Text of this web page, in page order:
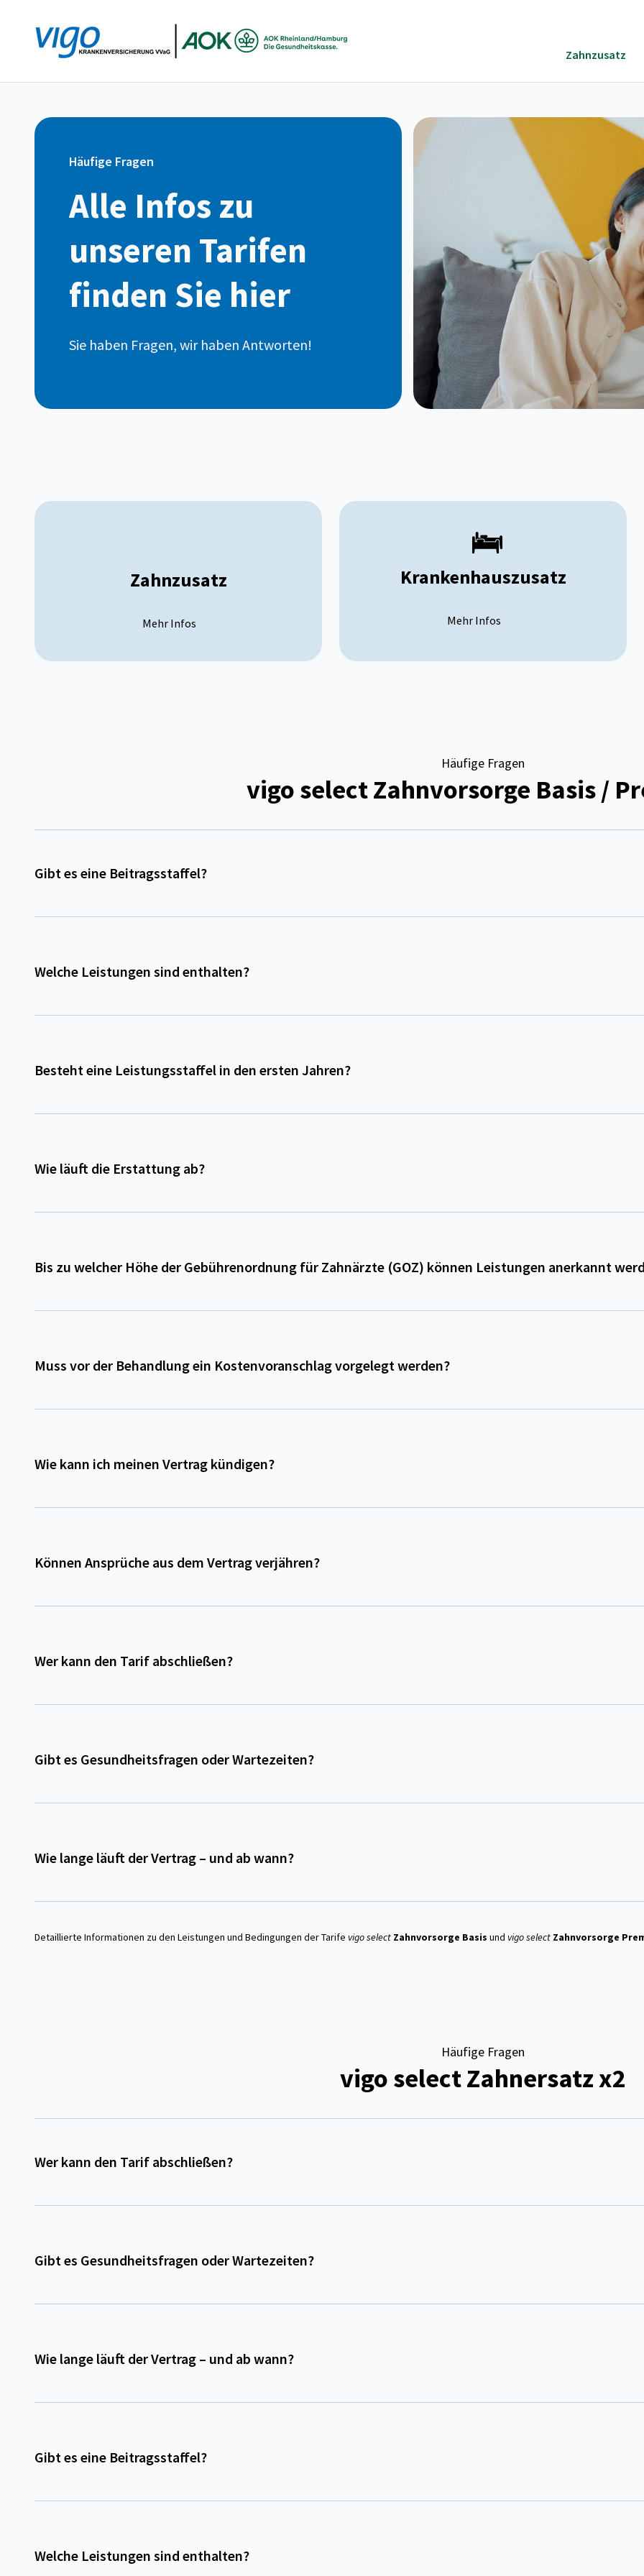
springen
Zahnzusatz
Häufige Fragen
Alle Infos zu
unseren Tarifen
finden Sie hier
Sie haben Fragen, wir haben Antworten!
Zahnzusatz
Mehr Infos
Krankenhauszusatz
Mehr Infos
Häufige Fragen
vigo select Zahnvorsorge Basis /
Gibt es eine Beitragsstaffel?
Welche Leistungen sind enthalten?
Besteht eine Leistungsstaffel in den ersten Jahren?
Wie läuft die Erstattung ab?
Bis zu welcher Höhe der Gebührenordnung für Zahnärzte (GOZ) können Leistungen anerkannt
Muss vor der Behandlung ein Kostenvoranschlag vorgelegt werden?
Wie kann ich meinen Vertrag kündigen?
Können Ansprüche aus dem Vertrag verjähren?
Wer kann den Tarif abschließen?
Gibt es Gesundheitsfragen oder Wartezeiten?
Wie lange läuft der Vertrag – und ab wann?
Detaillierte Informationen zu den Leistungen und Bedingungen der Tarife vigoselect Zahnvorsorge Basis und vigo select Zahnvorsorge
Häufige Fragen
vigo select Zahnersatz x2
Wer kann den Tarif abschließen?
Gibt es Gesundheitsfragen oder Wartezeiten?
Wie lange läuft der Vertrag – und ab wann?
Gibt es eine Beitragsstaffel?
Welche Leistungen sind enthalten?